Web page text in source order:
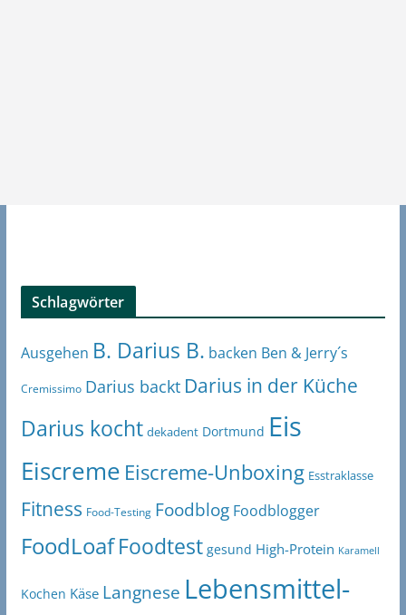
Schlagwörter
Ausgehen B. Darius B. backen Ben & Jerry´s
Cremissimo Darius backt Darius in der Küche
Darius kocht dekadent Dortmund Eis
Eiscreme Eiscreme-Unboxing Esstraklasse
Fitness Food-Testing Foodblog Foodblogger
FoodLoaf Foodtest gesund High-Protein Karamell
Kochen Käse Langnese Lebensmittel-